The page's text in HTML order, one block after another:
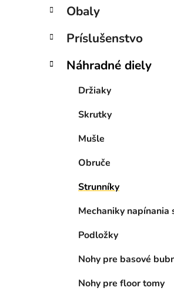
Obaly
Príslušenstvo
Náhradné diely
Držiaky
Skrutky
Mušle
Obruče
Strunníky
Mechaniky napínania
Podložky
Nohy pre basové
Nohy pre floor tomy